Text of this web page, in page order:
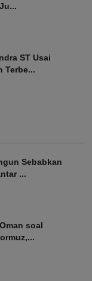
ST Usai
Terbe...
Sebabkan
...
soal